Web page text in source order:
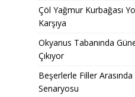
Çöl Yağmur Kurbağası
Karşıya
Okyanus Tabanında
Çıkıyor
Beşerlerle Filler
Senaryosu